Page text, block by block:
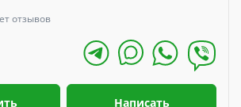
отзывов
Написать